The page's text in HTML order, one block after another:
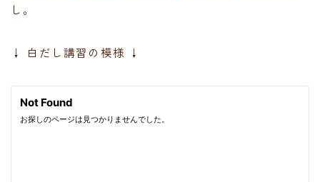
し。
↓ 白だし講習の模様 ↓